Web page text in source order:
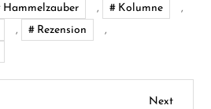
Hammelzauber , Kolumne
,
, Rezension
,
Next
Next